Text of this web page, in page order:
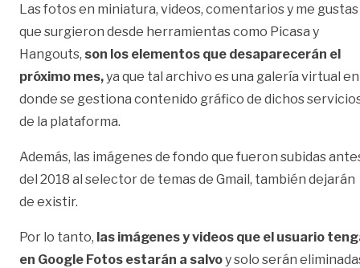
Las fotos en miniatura, videos, comentarios y me gustas
que surgieron desde herramientas como Picasa y
Hangouts, son los elementos que desaparecerán el
próximo mes,ya que tal archivo es una galería virtual en
donde se gestiona contenido gráfico de dichos
de la plataforma.
Además, las imágenes de fondo que fueron subidas
del 2018 al selector de temas de Gmail, también dejarán
de existir.
Por lo tanto, las imágenes y videos que el usuario
en Google Fotos estarán a salvoy solo serán